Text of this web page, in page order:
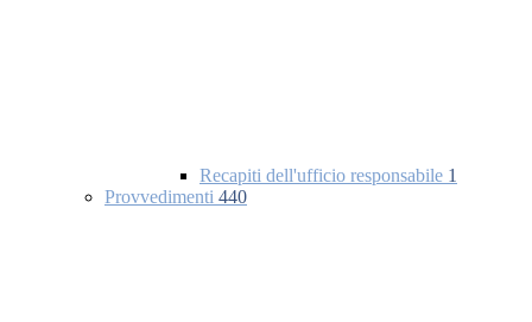
Recapiti dell'ufficio responsabile 1
Provvedimenti 440